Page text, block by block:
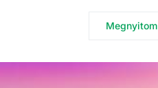
Megnyitom